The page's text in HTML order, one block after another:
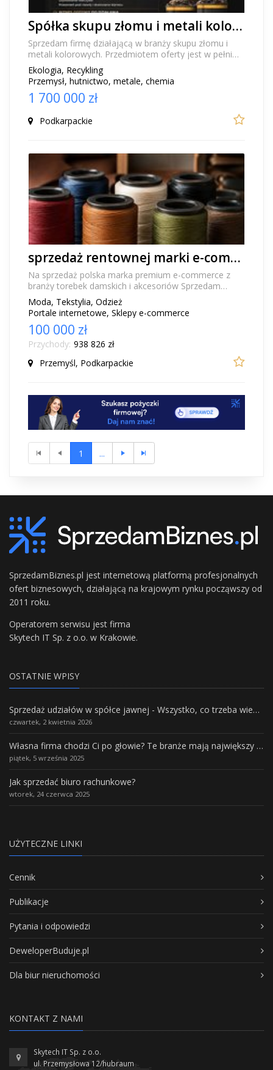
Spółka skupu złomu i metali kolorowych na sprzedaż - nieruchomość, infrastruktura, pozwolenie do 2035, powiat rzeszowski
Sprzedam firmę działającą w branży skupu złomu i
metali kolorowych. Przedmiotem oferty jest w pełni
operacyjna spółka prowadzona wraz z nieruchomoś...
Ekologia, Recykling
Przemysł, hutnictwo, metale, chemia
1 700 000 zł
Podkarpackie
sprzedaż rentownej marki e-commerce premium z sektora Fashion -torebki damskie ze skóry
Na sprzedaż polska marka premium e-commerce z
branży torebek damskich i akcesoriów Sprzedam
dynamicznie rozwijającą się, w pełni ukształtowaną p...
Moda, Tekstylia, Odzież
Portale internetowe, Sklepy e-commerce
100 000 zł
Przychody: 938 826 zł
Przemyśl, Podkarpackie
1 ...
SprzedamBiznes.pl jest internetową platformą profesjonalnych
ofert biznesowych, działającą na krajowym rynku począwszy od
2011 roku.
Operatorem serwisu jest firma
Skytech IT Sp. z o.o. w Krakowie.
OSTATNIE WPISY
Sprzedaż udziałów w spółce jawnej - Wszystko, co trzeba wiedzieć.
czwartek, 2 kwietnia 2026
Własna firma chodzi Ci po głowie? Te branże mają największy potencjał rozwoju
piątek, 5 września 2025
Jak sprzedać biuro rachunkowe?
wtorek, 24 czerwca 2025
UŻYTECZNE LINKI
Cennik
Publikacje
Pytania i odpowiedzi
DeweloperBuduje.pl
Dla biur nieruchomości
KONTAKT Z NAMI
Skytech IT Sp. z o.o.
ul. Przemysłowa 12/hubraum